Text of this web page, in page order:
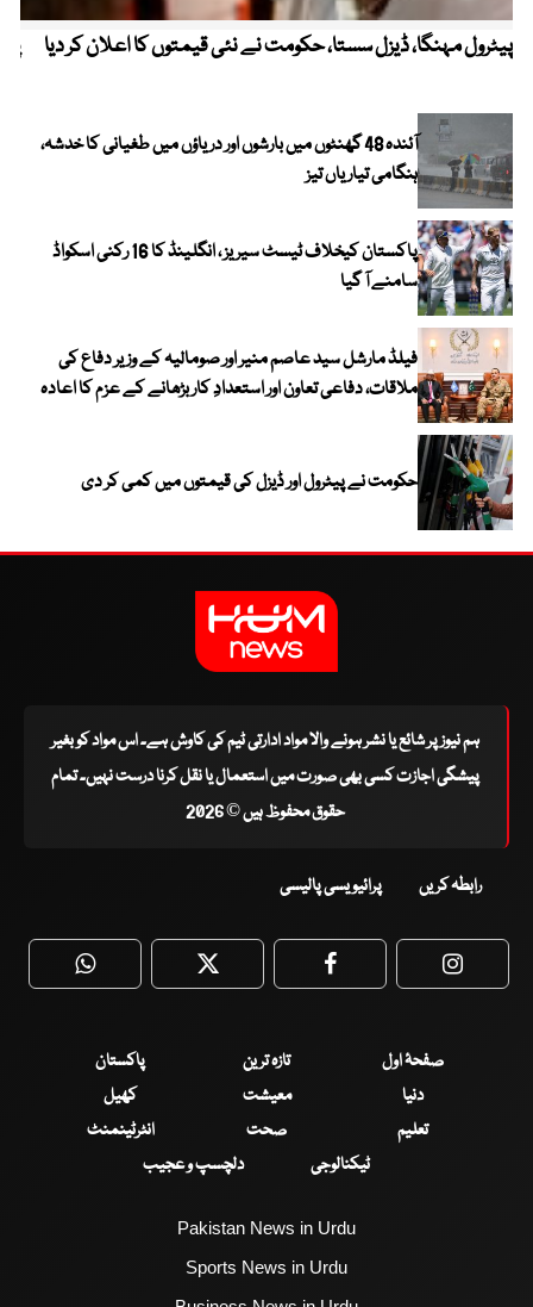
پیٹرول مہنگا، ڈیزل سستا، حکومت نے نئی قیمتوں کا اعلان کر دیا
آئندہ 48 گھنٹوں میں بارشوں اور دریاؤں میں طغیانی کا خدشہ،
ہنگامی تیاریاں تیز
پاکستان کیخلاف ٹیسٹ سیریز ، انگلینڈ کا 16 رکنی اسکواڈ
سامنے آ گیا
فیلڈ مارشل سید عاصم منیر اور صومالیہ کے وزیر دفاع کی
ملاقات، دفاعی تعاون اور استعدادِ کار بڑھانے کے عزم کا اعادہ
حکومت نے پیٹرول اور ڈیزل کی قیمتوں میں کمی کر دی
ہم نیوز پر شائع یا نشر ہونے والا مواد ادارتی ٹیم کی کاوش ہے۔ اس مواد کو بغیر
پیشگی اجازت کسی بھی صورت میں استعمال یا نقل کرنا درست نہیں۔ تمام
حقوق محفوظ ہیں © 2026
رابطہ کریں پرائیویسی پالیسی
WhatsApp Twitter Facebook
صفحۂ اول تازہ ترین
پاکستان
دنیا
معیشت
کھیل
تعلیم
صحت
انٹرٹینمنٹ
ٹیکنالوجی
دلچسپ و عجیب
Pakistan News in Urdu
Sports News in Urdu